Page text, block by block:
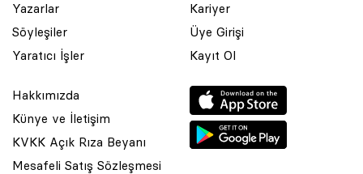
Yazarlar
Söyleşiler
Yaratıcı İşler
Kariyer
Üye Girişi
Kayıt Ol
Hakkımızda
Künye ve İletişim
KVKK Açık Rıza Beyanı
Mesafeli Satış Sözleşmesi